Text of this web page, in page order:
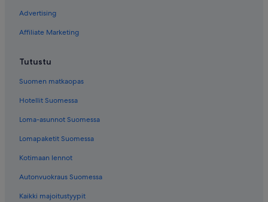
Advertising
Affiliate Marketing
Tutustu
Suomen matkaopas
Hotellit Suomessa
Loma-asunnot Suomessa
Lomapaketit Suomessa
Kotimaan lennot
Autonvuokraus Suomessa
Kaikki majoitustyypit